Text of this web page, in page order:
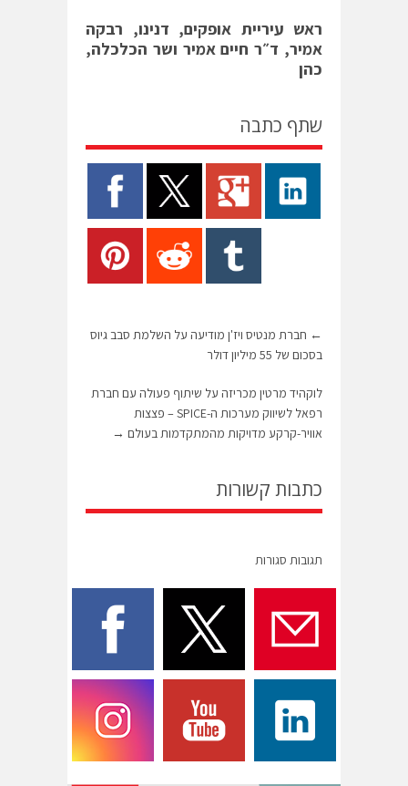
ראש עיריית אופקים, דנינו, רבקה
אמיר, ד״ר חיים אמיר ושר הכלכלה,
כהן
שתף כתבה
← חברת מנטיס ויז'ן מודיעה על השלמת סבב גיוס
בסכום של 55 מיליון דולר
לוקהיד מרטין מכריזה על שיתוף פעולה עם חברת
רפאל לשיווק מערכות ה-SPICE – פצצות
אוויר-קרקע מדויקות מהמתקדמות בעולם →
כתבות קשורות
תגובות סגורות